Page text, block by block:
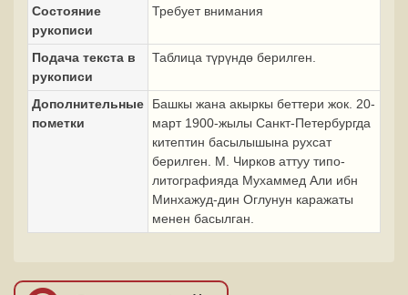
Состояние
рукописи
Требует внимания
Подача текста в
рукописи
Таблица түрүндө берилген.
Дополнительные
пометки
Башкы жана акыркы беттери жок. 20-
март 1900-жылы Санкт-Петербургда
китептин басылышына рухсат
берилген. М. Чирков аттуу типо-
литографияда Мухаммед Али ибн
Минхажуд-дин Оглунун каражаты
менен басылган.